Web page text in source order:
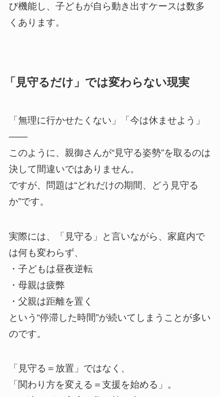
び機能し、子どもが自ら動き出すケースは数多
くあります。
「見守るだけ」では変わらない現実
「無理に行かせたくない」「今は休ませよう」
——
このように、親御さんが“見守る姿勢”を取るのは
決して間違いではありません。
ですが、問題は“どれだけの期間、どう見守る
か”です。
実際には、「見守る」と言いながら、家庭内で
は何も変わらず、
・子どもは昼夜逆転
・母親は疲弊
・父親は距離を置く
という“停滞した時間”が続いてしまうことが多い
のです。
「見守る＝放置」ではなく、
「関わり方を変える＝支援を始める」。